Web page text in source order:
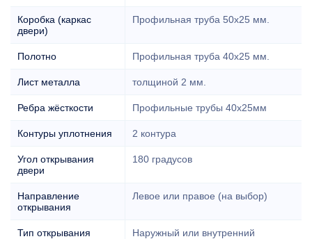
Коробка (каркас
двери)
Профильная труба 50х25 мм.
Полотно Профильная труба 40х25 мм.
Лист металла толщиной 2 мм.
Ребра жёсткости Профильные трубы 40х25мм
Контуры уплотнения 2 контура
Угол открывания
двери
180 градусов
Направление
открывания
Левое или правое (на выбор)
Тип открывания Наружный или внутренний